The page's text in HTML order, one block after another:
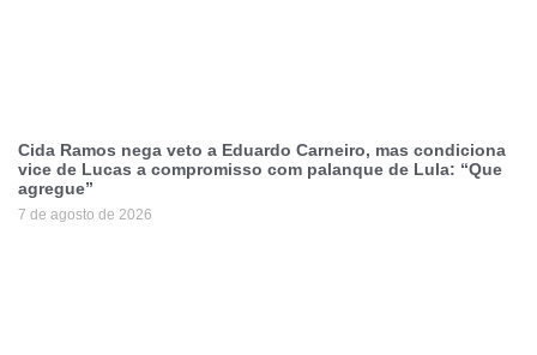
Cida Ramos nega veto a Eduardo Carneiro, mas condiciona
vice de Lucas a compromisso com palanque de Lula: “Que
agregue”
7 de agosto de 2026